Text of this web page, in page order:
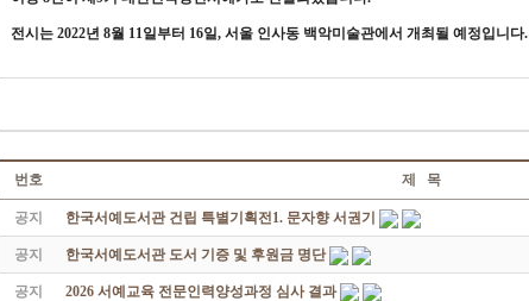
전시는 2022년 8월 11일부터 16일, 서울 인사동 백악미술관에서 개최될 예정입니다.
번호 제 목
공지 한국서예도서관 건립 특별기획전1. 문자향 서권기
공지 한국서예도서관 도서 기증 및 후원금 명단
공지 2026 서예교육 전문인력양성과정 심사 결과